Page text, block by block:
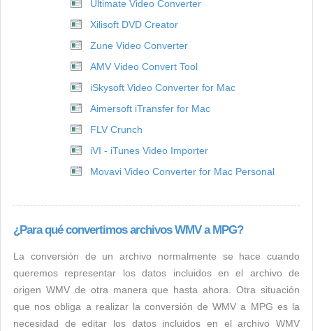
Ultimate Video Converter
Xilisoft DVD Creator
Zune Video Converter
AMV Video Convert Tool
iSkysoft Video Converter for Mac
Aimersoft iTransfer for Mac
FLV Crunch
iVI - iTunes Video Importer
Movavi Video Converter for Mac Personal
¿Para qué convertimos archivos WMV a MPG?
La conversión de un archivo normalmente se hace cuando
queremos representar los datos incluidos en el archivo de
origen WMV de otra manera que hasta ahora. Otra situación
que nos obliga a realizar la conversión de WMV a MPG es la
necesidad de editar los datos incluidos en el archivo WMV